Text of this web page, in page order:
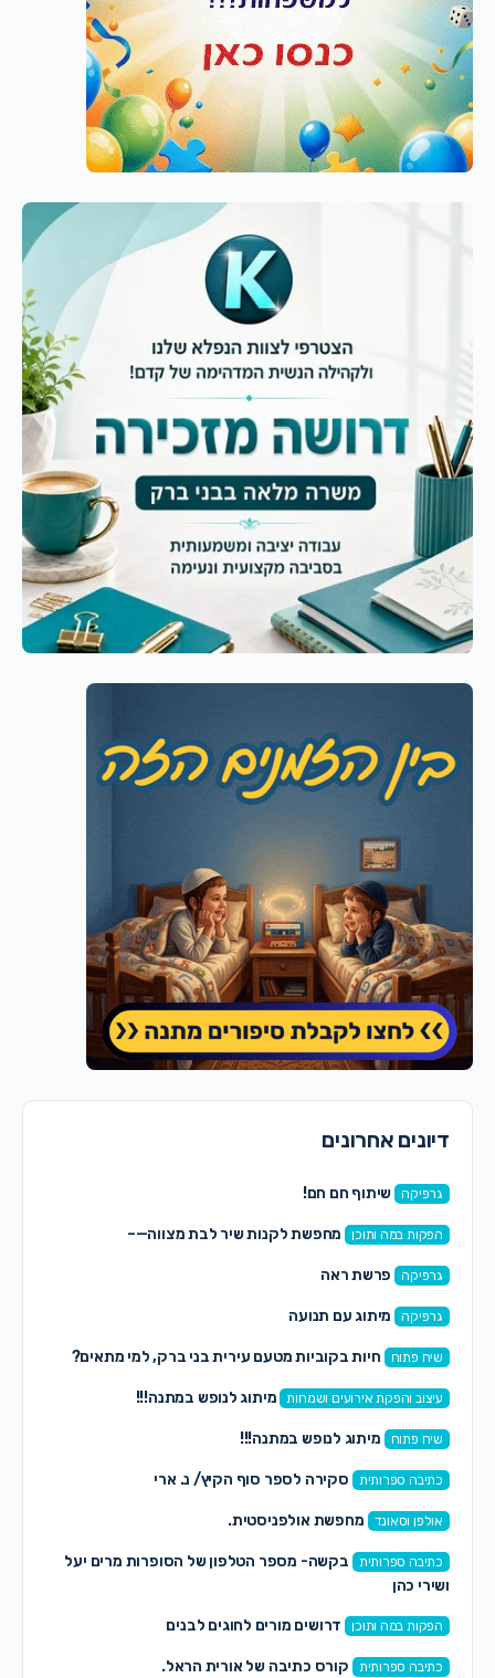
דיונים אחרונים
גרפיקה שיתוף חם חם!
הפקות במה ותוכן מחפשת לקנות שיר לבת מצווה—–
גרפיקה פרשת ראה
גרפיקה מיתוג עם תנועה
שיח פתוח חיות בקוביות מטעם עירית בני ברק, למי מתאים?
עיצוב והפקת אירועים ושמחות מיתוג לנופש במתנה!!!
שיח פתוח מיתוג לנופש במתנה!!!
כתיבה ספרותית סקירה לספר סוף הקיץ/ נ. ארי
אולפן וסאונד מחפשת אולפניסטית.
כתיבה ספרותית
בקשה- מספר הטלפון של הסופרות מרים יעל
ושירי כהן
הפקות במה ותוכן דרושים מורים לחוגים לבנים
כתיבה ספרותית קורס כתיבה של אורית הראל.